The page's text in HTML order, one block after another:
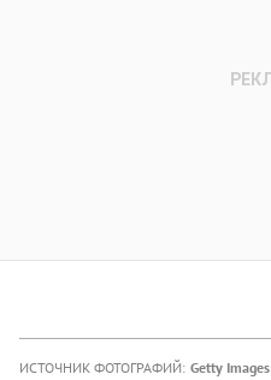
ИСТОЧНИК ФОТОГРАФИЙ: Getty Images